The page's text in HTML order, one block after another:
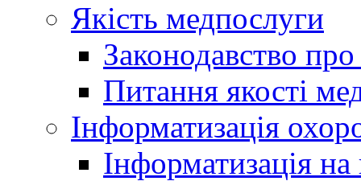
Якість медпослуги
Законодавство
Питання якості
Інформатизація
Інформатизація